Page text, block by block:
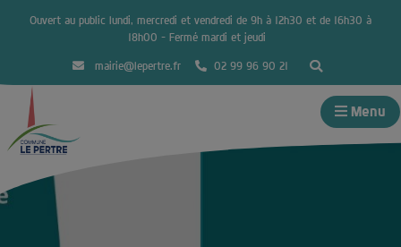
Ouvert au public lundi, mercredi et vendredi de 9h à 12h30 et de 16h30 à
18h00 – Fermé mardi et jeudi
mairie@lepertre.fr 02 99 96 90 21
Menu